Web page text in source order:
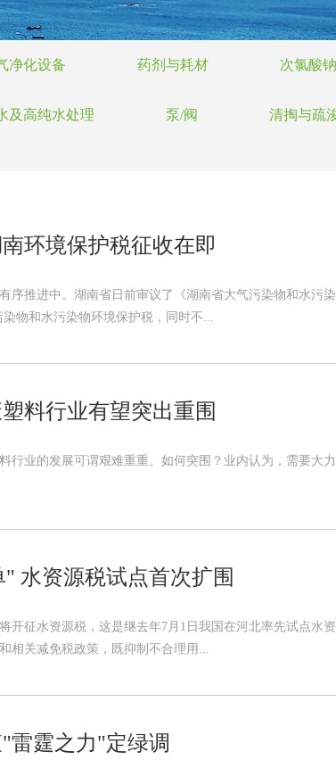
净化设备 药剂与耗材 次氯酸
及高纯水处理 泵/阀 清掏与疏
环境保护税征收在即
序推进中。湖南省日前审议了《湖南省大气污染物和水污
物和水污染物环境保护税，同时不...
料行业有望突出重围
行业的发展可谓艰难重重。如何突围？业内认为，需要大
水资源税试点首次扩围
开征水资源税，这是继去年7月1日我国在河北率先试点水
相关减免税政策，既抑制不合理用...
雷霆之力"定绿调